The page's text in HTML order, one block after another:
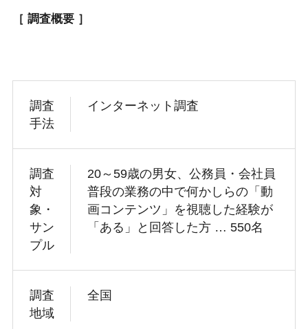
［ 調査概要 ］
調査
手法
インターネット調査
調査
対
象・
サン
プル
20～59歳の男女、公務員・会社員
普段の業務の中で何かしらの「動
画コンテンツ」を視聴した経験が
「ある」と回答した方 … 550名
調査
地域
全国